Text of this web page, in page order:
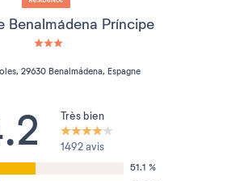
Benalmádena Príncipe
29630 Benalmádena, Espagne
Très bien
1492 avis
51.1 %